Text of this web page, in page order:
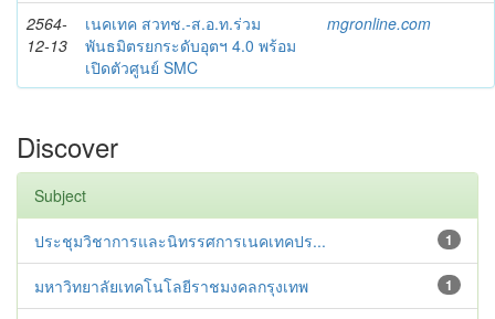
2564-
12-13
เนคเทค สวทช.-ส.อ.ท.ร่วม
พันธมิตรยกระดับอุตฯ 4.0 พร้อม
เปิดตัวศูนย์ SMC
mgronline.com
Discover
Subject
1
ประชุมวิชาการและนิทรรศการเนคเทคปร...
1
มหาวิทยาลัยเทคโนโลยีราชมงคลกรุงเทพ